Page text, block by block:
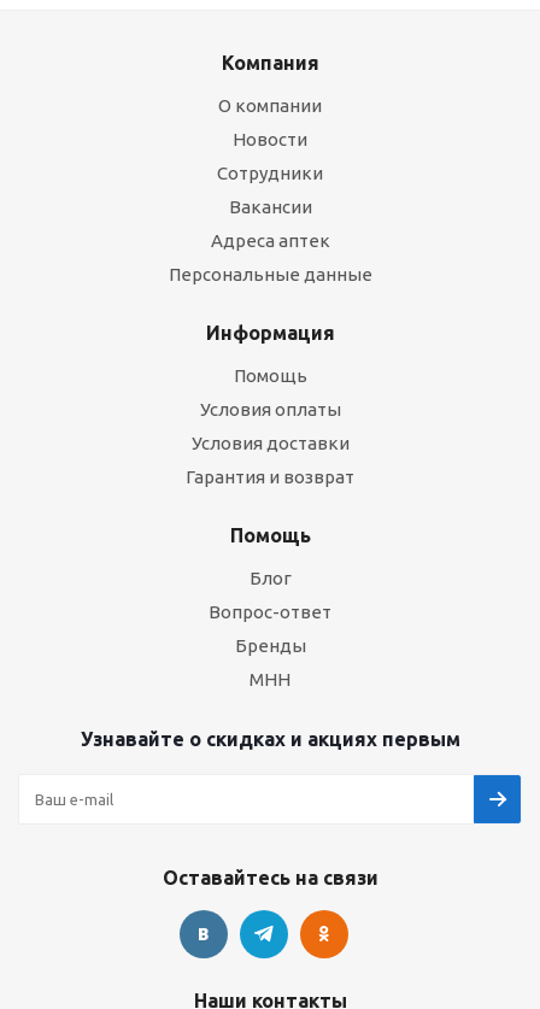
Компания
О компании
Новости
Сотрудники
Вакансии
Адреса аптек
Персональные данные
Информация
Помощь
Условия оплаты
Условия доставки
Гарантия и возврат
Помощь
Блог
Вопрос-ответ
Бренды
МНН
Узнавайте о скидках и акциях первым
Оставайтесь на связи
Наши контакты